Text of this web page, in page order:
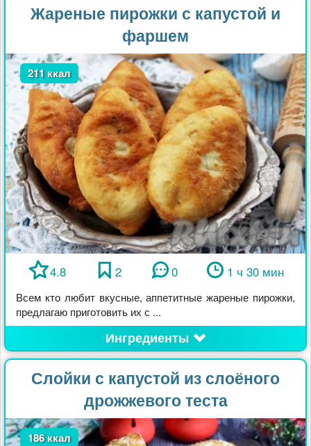
Жареные пирожки с капустой и
фаршем
211 ккал
4.8 2 0 1 ч 30 мин
Всем кто любит вкусные, аппетитные жареные пирожки,
предлагаю приготовить их с ...
Ингредиенты
Слойки с капустой из слоёного
дрожжевого теста
186 ккал